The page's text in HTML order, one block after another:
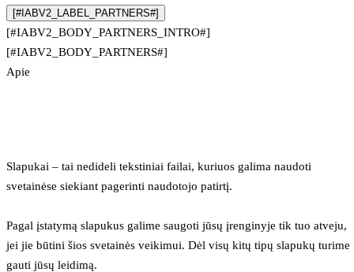
[#IABV2_LABEL_PARTNERS#]
[#IABV2_BODY_PARTNERS_INTRO#]
[#IABV2_BODY_PARTNERS#]
Apie
Slapukai – tai nedideli tekstiniai failai, kuriuos galima naudoti
svetainėse siekiant pagerinti naudotojo patirtį.
Pagal įstatymą slapukus galime saugoti jūsų įrenginyje tik tuo atveju,
jei jie būtini šios svetainės veikimui. Dėl visų kitų tipų slapukų turime
gauti jūsų leidimą.